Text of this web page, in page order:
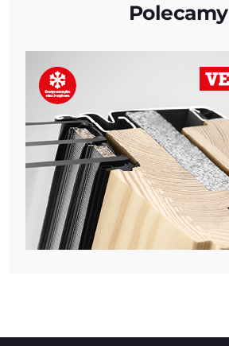
Polecamy